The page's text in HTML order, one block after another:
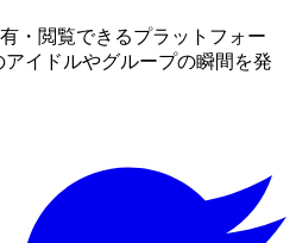
・閲覧できるプラットフォー
イドルやグループの瞬間を発